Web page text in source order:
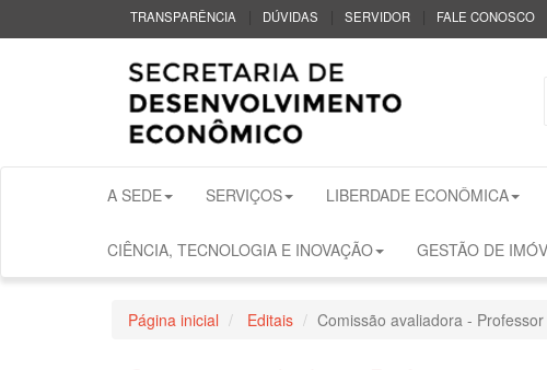
TRANSPARÊNCIA DÚVIDAS SERVIDOR FALE CONOSCO
A SEDE SERVIÇOS LIBERDADE ECONÔMICA
CIÊNCIA, TECNOLOGIA E INOVAÇÃO GESTÃO DE
Página inicial Editais Comissão avaliadora - Professor